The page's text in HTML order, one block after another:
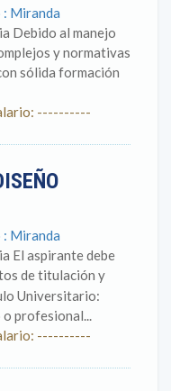
: Miranda
Debido al manejo
y normativas
sólida formación
----------
: Miranda
El aspirante debe
de titulación y
Universitario:
o profesional...
----------